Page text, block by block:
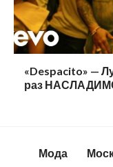
«Despacito» —
раз
Мода